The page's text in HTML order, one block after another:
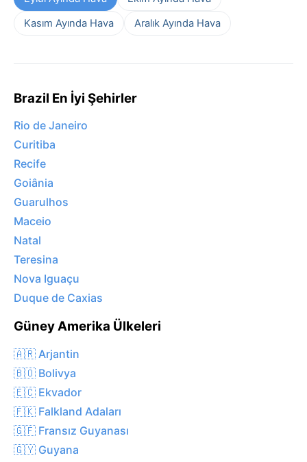
Kasım Ayında Hava
Aralık Ayında Hava
Brazil En İyi Şehirler
Rio de Janeiro
Curitiba
Recife
Goiânia
Guarulhos
Maceio
Natal
Teresina
Nova Iguaçu
Duque de Caxias
Güney Amerika Ülkeleri
🇦🇷 Arjantin
🇧🇴 Bolivya
🇪🇨 Ekvador
🇫🇰 Falkland Adaları
🇬🇫 Fransız Guyanası
🇬🇾 Guyana